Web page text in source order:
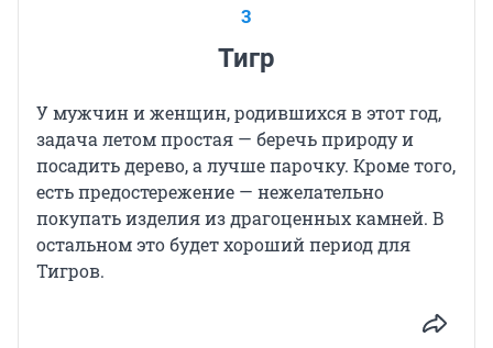
3
Тигр
У мужчин и женщин, родившихся в этот год,
задача летом простая — беречь природу и
посадить дерево, а лучше парочку. Кроме того,
есть предостережение — нежелательно
покупать изделия из драгоценных камней. В
остальном это будет хороший период для
Тигров.